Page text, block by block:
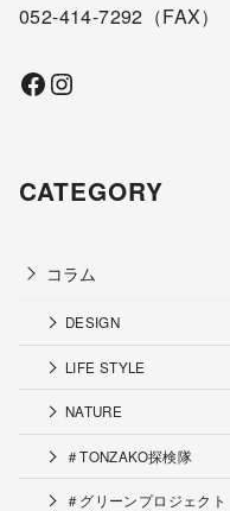
052-414-7292 （FAX）
Facebook Instagram
CATEGORY
コラム
DESIGN
LIFE STYLE
NATURE
＃TONZAKO探検隊
＃グリーンプロジェクト